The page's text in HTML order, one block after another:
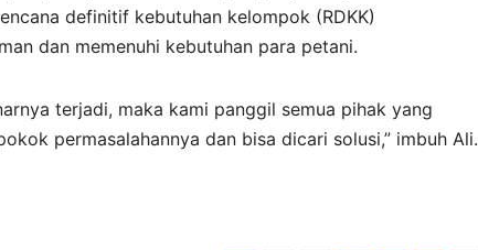
definitif kebutuhan kelompok (RDKK)
dan memenuhi kebutuhan para petani.
terjadi, maka kami panggil semua pihak yang
permasalahannya dan bisa dicari solusi,” imbuh Ali.